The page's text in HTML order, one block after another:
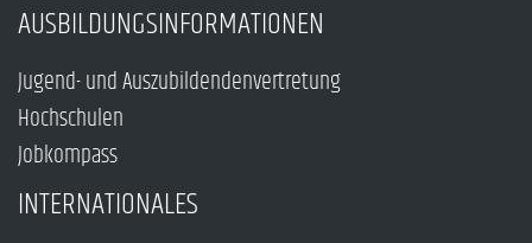
AUSBILDUNGSINFORMATIONEN
Jugend- und Auszubildendenvertretung
Hochschulen
Jobkompass
INTERNATIONALES